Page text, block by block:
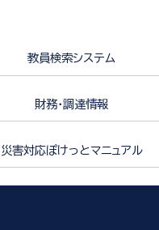
教員検索システム
財務・調達情報
災害対応ぽけっとマニュアル